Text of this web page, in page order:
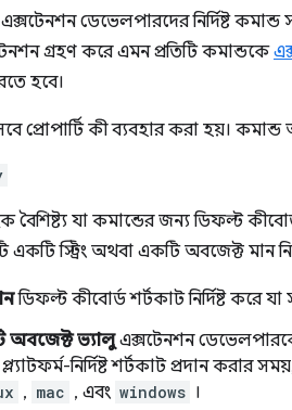
ডেভেলপারদের নির্দিষ্ট
গ্রহণ করে এমন প্রতিটি কমান্ডকে
হবে।
প্রোপার্টি কী ব্যবহার করা হয়। কমান্ড
বৈশিষ্ট্য যা কমান্ডের জন্য ডিফল্ট
একটি স্ট্রিং অথবা একটি অবজেক্ট মান
ডিফল্ট কীবোর্ড শর্টকাট নির্দিষ্ট করে
অবজেক্ট ভ্যালুএক্সটেনশন
নির্দিষ্ট শর্টকাট প্রদান করার
, mac , এবং windows ।